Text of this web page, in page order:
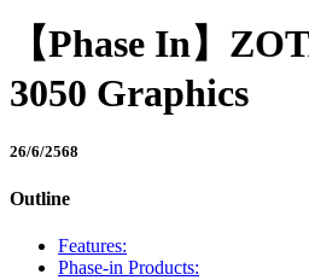
【Phase In】
3050 Graphics
26/6/2568
Outline
Features:
Phase-in Products: